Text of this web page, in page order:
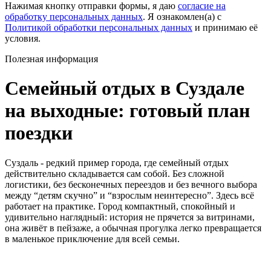
Нажимая кнопку отправки формы, я даю согласие на
обработку персональных данных. Я ознакомлен(а) с
Политикой обработки персональных данных и принимаю её
условия.
Полезная информация
Семейный отдых в Суздале
на выходные: готовый план
поездки
Суздаль - редкий пример города, где семейный отдых
действительно складывается сам собой. Без сложной
логистики, без бесконечных переездов и без вечного выбора
между “детям скучно” и “взрослым неинтересно”. Здесь всё
работает на практике. Город компактный, спокойный и
удивительно наглядный: история не прячется за витринами,
она живёт в пейзаже, а обычная прогулка легко превращается
в маленькое приключение для всей семьи.